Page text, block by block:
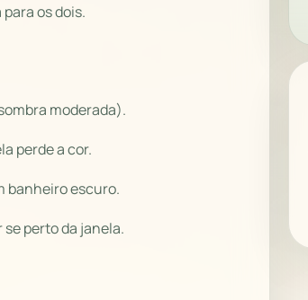
os dois.
moderada).
perde a cor.
banheiro escuro.
perto da janela.